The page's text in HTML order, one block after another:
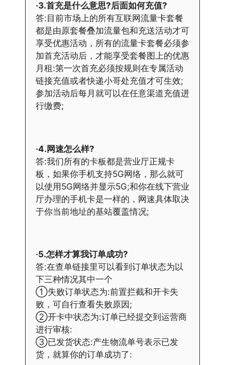
·3.首充是什么意思?后面如何充值?
答:目前市场上的所有互联网流量卡套餐
都是由原套餐叠加流量包和充送活动才可
享受优惠活动，所有的流量卡套餐必须参
加首充活动后，才能享受套餐图上的优惠
月租:第一次首充必须按规则在专属活动
链接充值或者快递小哥处充值才可生效;
参加活动后每月就可以在任意渠道充值进
行缴费;
·4.网速怎么样?
答:我们所有的卡板都是营业厅正规卡
板，如果你手机支持5G网络，那么就可
以使用5G网络并显示5G;和你在线下营业
厅办理的手机卡是一样的，网速具体取决
于你当前地址的基站覆盖情况;
·5.怎样才算我订单成功?
答:在查单链接里可以看到订单状态为以
下三种情况其中一个
①失败订单状态为:前置拦截和开卡失
败，可自行查看失败原因;
②开卡中状态为:订单已经提交到运营商
进行审核:
③已发货状态:产生物流单号表示已发
货，就算你的订单成功了: